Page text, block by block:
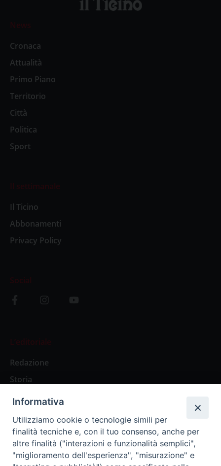
News
Cronaca
Attualità
Primo Piano
Territorio
Città
Politica
Sport
Il settimanale
Il Ticino
Abbonamenti
Privacy Policy
Social
L’editoriale
Redazione
Storia
Abbonamenti
Abbonamento Annuale Digitale
Abbonamento Annuale Cartaceo
Informativa
Utilizziamo cookie o tecnologie simili per
finalità tecniche e, con il tuo consenso, anche per
altre finalità ("interazioni e funzionalità semplici",
"miglioramento dell'esperienza", "misurazione" e